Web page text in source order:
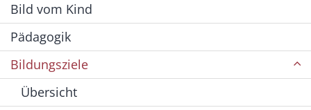
Bild vom Kind
Pädagogik
Bildungsziele
Übersicht